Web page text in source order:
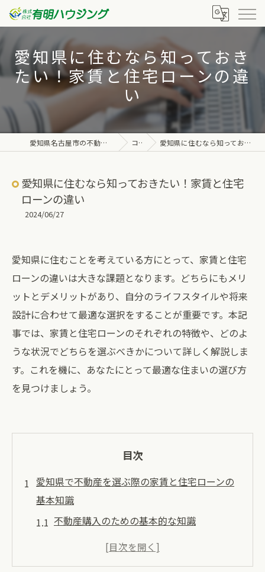
愛知県に住むなら知っておき
たい！家賃と住宅ローンの違
い
愛知県名古屋市の不動産なら株式会社有明ハウジング コラム 愛知県に住むなら知っておきたい！家賃と住宅ローンの違い
愛知県に住むなら知っておきたい！家賃と住宅
ローンの違い
2024/06/27
愛知県に住むことを考えている方にとって、家賃と住宅
ローンの違いは大きな課題となります。どちらにもメリ
ットとデメリットがあり、自分のライフスタイルや将来
設計に合わせて最適な選択をすることが重要です。本記
事では、家賃と住宅ローンのそれぞれの特徴や、どのよ
うな状況でどちらを選ぶべきかについて詳しく解説しま
す。これを機に、あなたにとって最適な住まいの選び方
を見つけましょう。
目次
愛知県で不動産を選ぶ際の家賃と住宅ローンの
基本知識
不動産購入のための基本的な知識
住宅ローンの基礎知識とその利用方法